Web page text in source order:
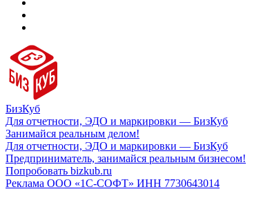
БизКуб
Для отчетности, ЭДО и маркировки — БизКуб
Занимайся реальным делом!
Для отчетности, ЭДО и маркировки — БизКуб
Предприниматель, занимайся реальным бизнесом!
Попробовать bizkub.ru
Реклама ООО «1С-СОФТ» ИНН 7730643014